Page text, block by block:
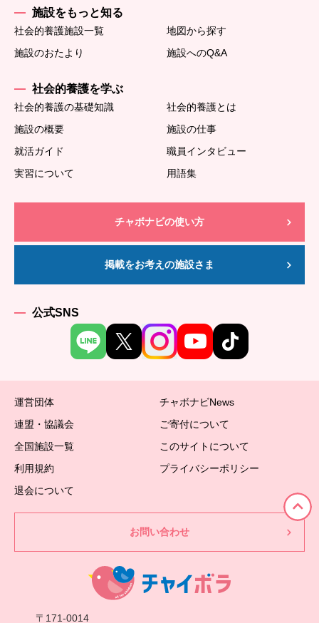
施設をもっと知る
社会的養護施設一覧
地図から探す
施設のおたより
施設へのQ&A
社会的養護を学ぶ
社会的養護の基礎知識
社会的養護とは
施設の概要
施設の仕事
就活ガイド
職員インタビュー
実習について
用語集
チャボナビの使い方
掲載をお考えの施設さま
公式SNS
運営団体
チャボナビNews
連盟・協議会
ご寄付について
全国施設一覧
このサイトについて
利用規約
プライバシーポリシー
退会について
お問い合わせ
〒171-0014